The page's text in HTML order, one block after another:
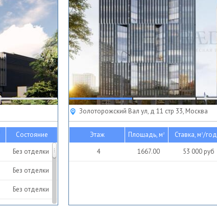
Состояние
Без отделки
Без отделки
Без отделки
Без отделки
Золоторожский Вал ул, д 11 стр 33, Москва
Этаж Площадь, м2 Ставка, м2/год
4
1667.00 53 000руб